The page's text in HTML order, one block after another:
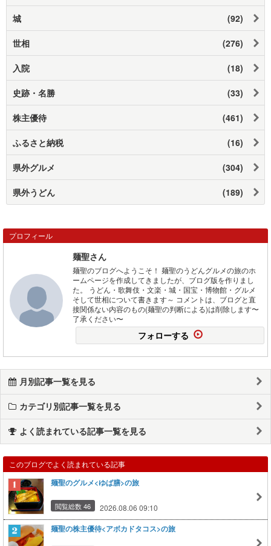
城 (92)
世相 (276)
入院 (18)
史跡・名勝 (33)
株主優待 (461)
ふるさと納税 (16)
県外グルメ (304)
県外うどん (189)
プロフィール
麺聖さん
麺聖のブログへようこそ！ 麺聖のうどんグルメの旅のホ
ームページを作成してきましたが、ブログ版を作りまし
た。 うどん・歌舞伎・文楽・城・国宝・博物館・グルメ
そして世相について書きます～ コメントは、ブログと直
接関係ない内容のもの(麺聖の判断による)は削除します〜
了承ください〜
フォローする
月別記事一覧を見る
カテゴリ別記事一覧を見る
よく読まれている記事一覧を見る
このブログでよく読まれている記事
麺聖のグルメ<ゆば膳>の旅
閲覧総数 46 2026.08.06 09:10
麺聖の株主優待<アボカドタコス>の旅